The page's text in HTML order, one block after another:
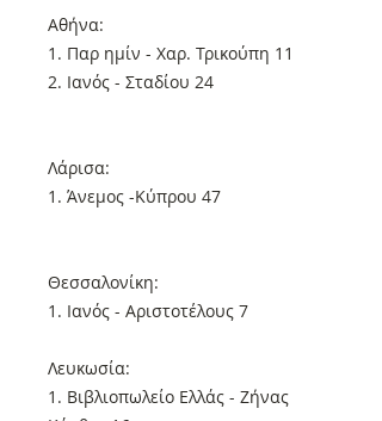
Αθήνα:
1. Παρ ημίν - Χαρ. Τρικούπη 11
2. Ιανός - Σταδίου 24
Λάρισα:
1. Άνεμος -Κύπρου 47
Θεσσαλονίκη:
1. Ιανός - Αριστοτέλους 7
Λευκωσία:
1. Βιβλιοπωλείο Ελλάς - Ζήνας